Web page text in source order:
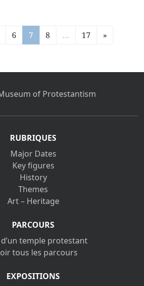
6 7 8 … 17 »
of Protestantism
RUBRIQUES
Major Dates
Key figures
History
Themes
Art – Heritage
PARCOURS
temple protestant
tous les parcours
EXPOSITIONS